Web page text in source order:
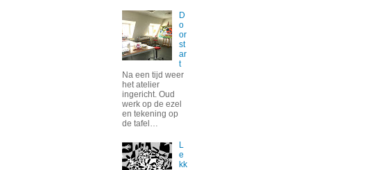
D
o
or
st
ar
t
Na een tijd weer
het atelier
ingericht. Oud
werk op de ezel
en tekening op
de tafel…
L
e
kk